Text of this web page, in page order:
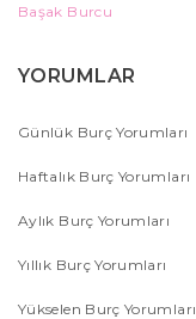
Başak Burcu
YORUMLAR
Günlük Burç Yorumları
Haftalık Burç Yorumları
Aylık Burç Yorumları
Yıllık Burç Yorumları
Yükselen Burç Yorumları